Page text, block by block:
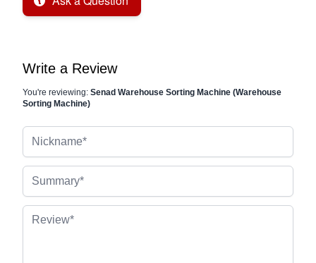
Write a Review
You're reviewing: Senad Warehouse Sorting Machine (Warehouse
Sorting Machine)
Review